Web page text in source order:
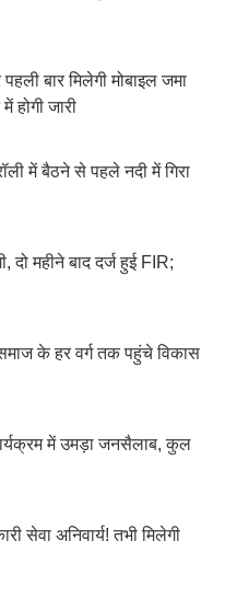
बार मिलेगी मोबाइल जमा
होगी जारी
में बैठने से पहले नदी में गिरा
दो महीने बाद दर्ज हुई FIR;
के हर वर्ग तक पहुंचे विकास
में उमड़ा जनसैलाब, कुल
सेवा अनिवार्य! तभी मिलेगी